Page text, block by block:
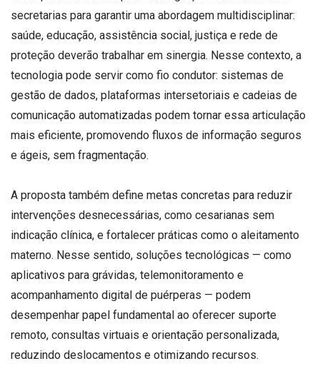
secretarias para garantir uma abordagem multidisciplinar:
saúde, educação, assistência social, justiça e rede de
proteção deverão trabalhar em sinergia. Nesse contexto, a
tecnologia pode servir como fio condutor: sistemas de
gestão de dados, plataformas intersetoriais e cadeias de
comunicação automatizadas podem tornar essa articulação
mais eficiente, promovendo fluxos de informação seguros
e ágeis, sem fragmentação.
A proposta também define metas concretas para reduzir
intervenções desnecessárias, como cesarianas sem
indicação clínica, e fortalecer práticas como o aleitamento
materno. Nesse sentido, soluções tecnológicas — como
aplicativos para grávidas, telemonitoramento e
acompanhamento digital de puérperas — podem
desempenhar papel fundamental ao oferecer suporte
remoto, consultas virtuais e orientação personalizada,
reduzindo deslocamentos e otimizando recursos.